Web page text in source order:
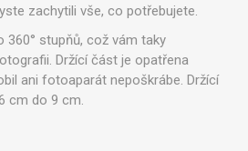
zachytili vše, co potřebujete.
360° stupňů, což vám taky
Držící část je opatřena
ani fotoaparát nepoškrábe. Držící
cm do 9 cm.